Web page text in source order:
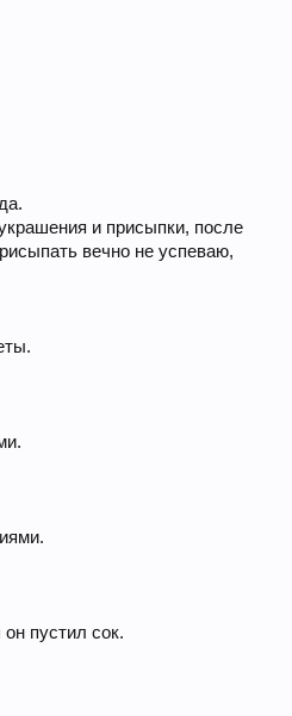
и присыпки, после
вечно не успеваю,
пустил сок.